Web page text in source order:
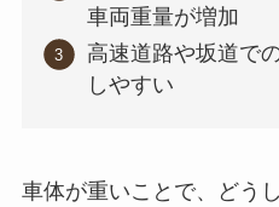
車両重量が増加
高速道路や坂道で
しやすい
車体が重いことで、どう